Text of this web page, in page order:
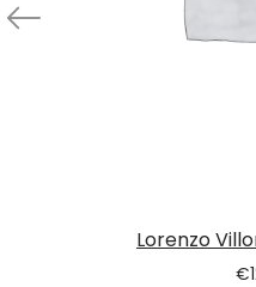
Lorenzo
€